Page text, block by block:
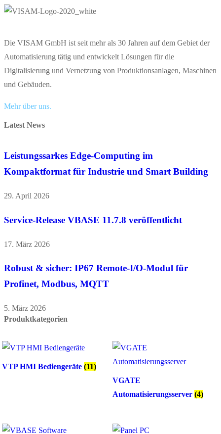
Die VISAM GmbH ist seit mehr als 30 Jahren auf dem Gebiet der
Automatisierung tätig und entwickelt Lösungen für die
Digitalisierung und Vernetzung von Produktionsanlagen, Maschinen
und Gebäuden.
Mehr über uns.
Latest News
Leistungssarkes Edge-Computing im
Kompaktformat für Industrie und Smart Building
29. April 2026
Service-Release VBASE 11.7.8 veröffentlicht
17. März 2026
Robust & sicher: IP67 Remote-I/O-Modul für
Profinet, Modbus, MQTT
5. März 2026
Produktkategorien
VTP HMI Bediengeräte (11)
VGATE
Automatisierungsserver (4)